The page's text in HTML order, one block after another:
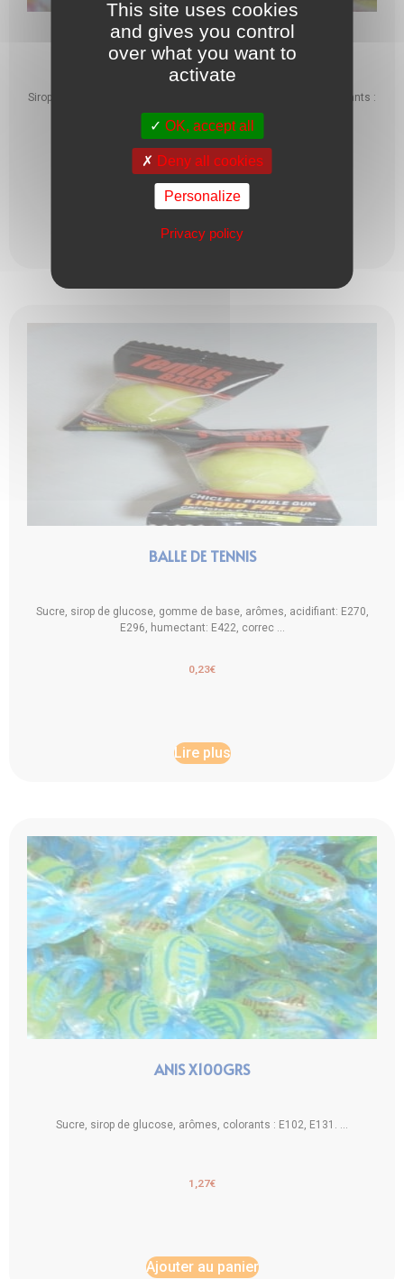
ARLEQUIN X100GRS
Sirop de glucose, sucre, acidifiant : acide citrique, arômes, colorants :
curcumin, rouge coche ...
1,15
Ajouter au panier
BALLE DE TENNIS
Sucre, sirop de glucose, gomme de base, arômes, acidifiant: E270,
E296, humectant: E422, correc ...
0,23€
Lire plus
ANIS X100GRS
Sucre, sirop de glucose, arômes, colorants : E102, E131. ...
1,27€
Ajouter au panier
This site uses cookies
and gives you control
over what you want to
activate
OK, accept all
Deny all cookies
Personalize
Privacy policy